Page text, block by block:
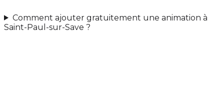
Comment ajouter gratuitement une animation à
Saint-Paul-sur-Save ?